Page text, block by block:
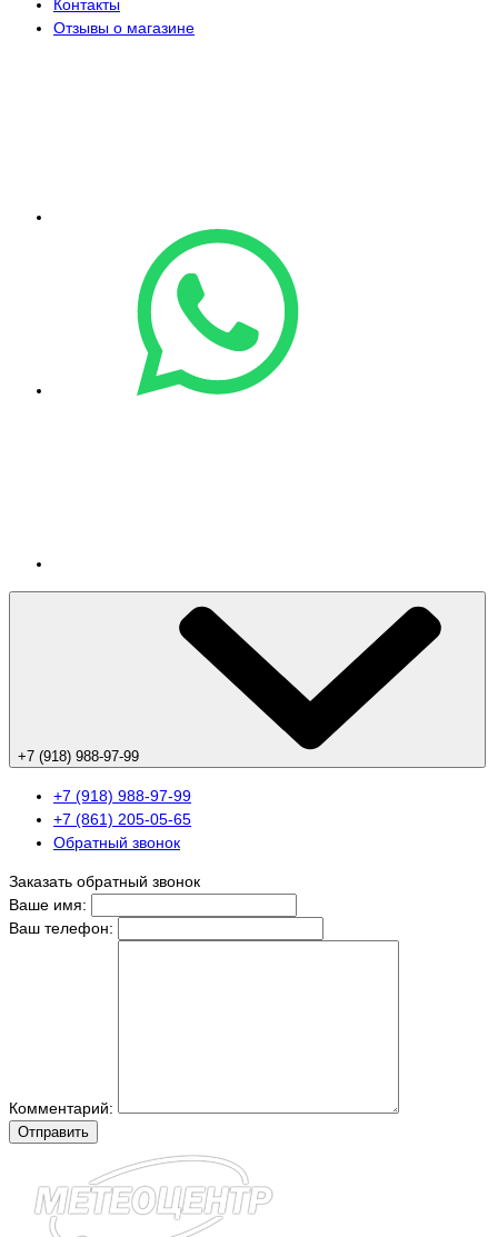
Контакты
Отзывы о магазине
+7 (918) 988-97-99
+7 (918) 988-97-99
+7 (861) 205-05-65
Обратный звонок
Заказать обратный звонок
Ваше имя:
Ваш телефон:
Комментарий:
Отправить